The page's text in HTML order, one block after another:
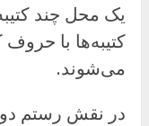
یک محل چند
کتیبه‌ها با
می‌شوند.
در نقش رستم دو